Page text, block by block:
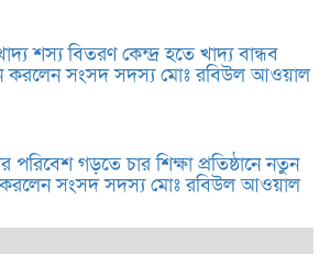
শস্য বিতরণ কেন্দ্র হতে খাদ্য বান্ধব
করলেন সংসদ সদস্য মোঃ রবিউল আওয়াল
পরিবেশ গড়তে চার শিক্ষা প্রতিষ্ঠানে নতুন
সংসদ সদস্য মোঃ রবিউল আওয়াল